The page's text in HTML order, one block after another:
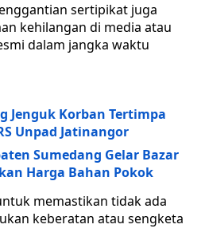
sertipikat juga
kehilangan di media atau
dalam jangka waktu
Jenguk Korban Tertimpa
Unpad Jatinangor
Sumedang Gelar Bazar
Harga Bahan Pokok
memastikan tidak ada
keberatan atau sengketa